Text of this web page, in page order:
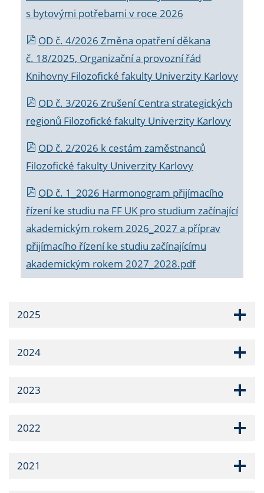
s bytovými potřebami v roce 2026
OD č. 4/2026 Změna opatření děkana
č. 18/2025, Organizační a provozní řád
Knihovny Filozofické fakulty Univerzity Karlovy
OD č. 3/2026 Zrušení Centra strategických
regionů Filozofické fakulty Univerzity Karlovy
OD č. 2/2026 k cestám zaměstnanců
Filozofické fakulty Univerzity Karlovy
OD č. 1_2026 Harmonogram přijímacího
řízení ke studiu na FF UK pro studium začínající
akademickým rokem 2026_2027 a příprav
přijímacího řízení ke studiu začínajícímu
akademickým rokem 2027_2028.pdf
2025
2024
2023
2022
2021